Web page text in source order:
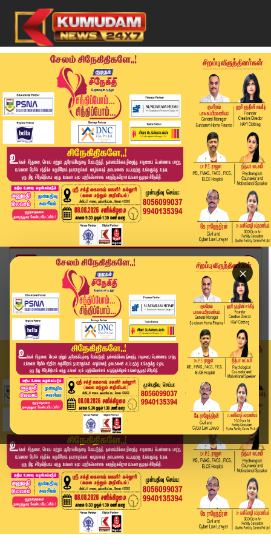
×
Home
சினிமா
முடிவுக்கு வந்த பஞ்சாயத்து.. 'துருவ நட்சத்திரம்...